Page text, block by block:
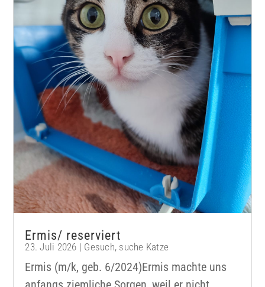
Ermis/ reserviert
23. Juli 2026 | Gesuch, suche Katze
Ermis (m/k, geb. 6/2024)Ermis machte uns